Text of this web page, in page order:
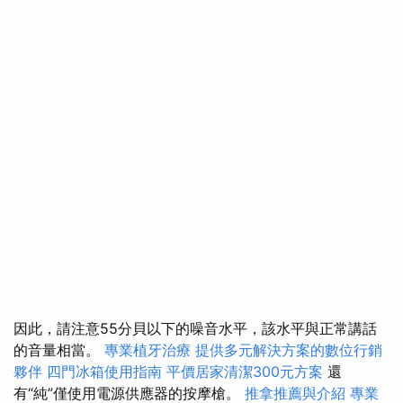
因此，請注意55分貝以下的噪音水平，該水平與正常講話
的音量相當。 專業植牙治療 提供多元解決方案的數位行銷
夥伴 四門冰箱使用指南 平價居家清潔300元方案 還
有“純”僅使用電源供應器的按摩槍。 推拿推薦與介紹 專業